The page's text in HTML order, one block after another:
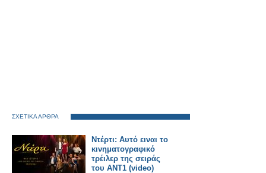
ΣΧΕΤΙΚΑ ΑΡΘΡΑ
Ντέρτι: Αυτό ειναι το
κινηματογραφικό
τρέιλερ της σειράς
του ΑΝΤ1 (video)